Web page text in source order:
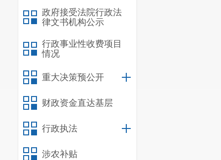
政府接受法院行政法
律文书机构公示
行政事业性收费项目
情况
重大决策预公开
财政资金直达基层
行政执法
涉农补贴